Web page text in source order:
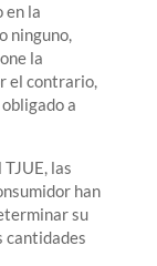
en la
ninguno,
la
el contrario,
a
las
han
su
cantidades